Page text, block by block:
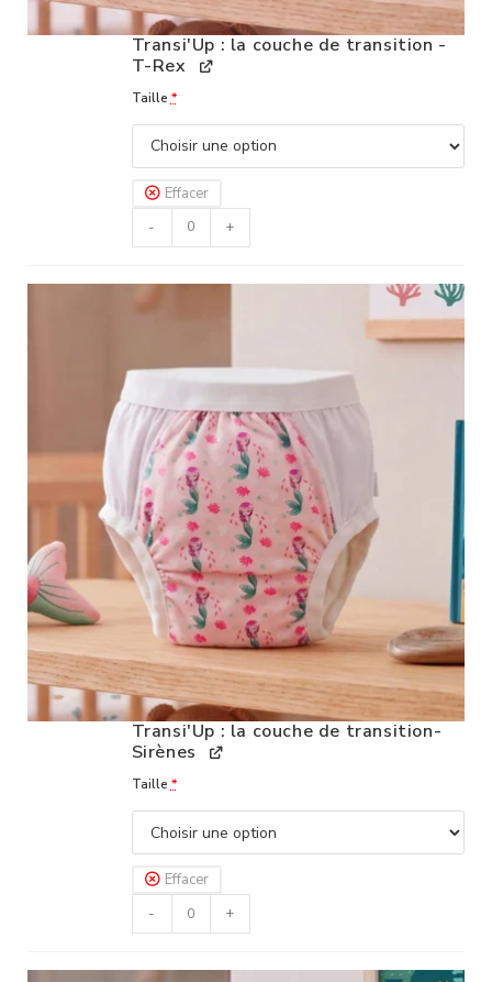
Transi'Up : la couche de transition -
T-Rex
Taille *
Effacer
-
+
Transi'Up : la couche de transition-
Sirènes
Taille *
Effacer
-
+